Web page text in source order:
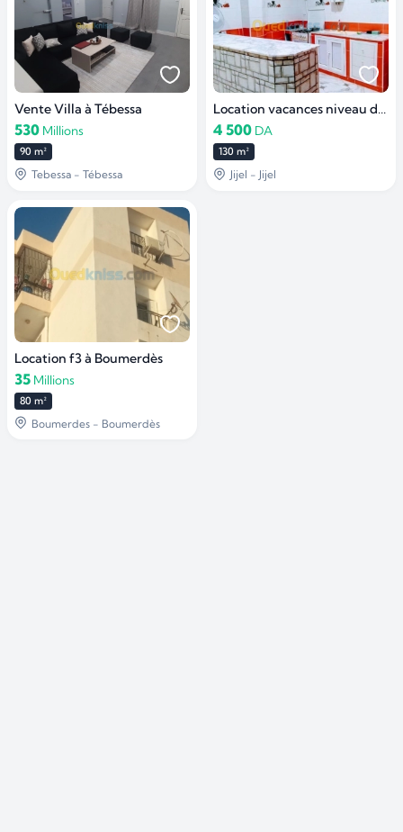
Vente Villa à Tébessa
530 Millions
90 m²
Tebessa - Tébessa
Location vacances niveau de villa Jijel
4 500 DA
130 m²
Jijel - Jijel
Location f3 à Boumerdès
35 Millions
80 m²
Boumerdes - Boumerdès